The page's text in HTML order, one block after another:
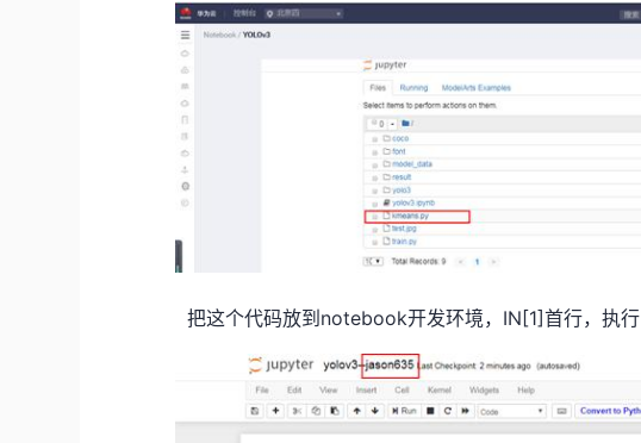
把这个代码放到notebook开发环境，IN[1]首行，执行